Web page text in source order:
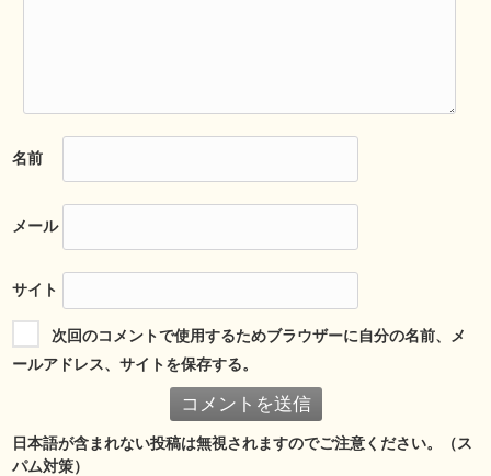
名前
メール
サイト
次回のコメントで使用するためブラウザーに自分の名前、メ
ールアドレス、サイトを保存する。
日本語が含まれない投稿は無視されますのでご注意ください。（ス
パム対策）